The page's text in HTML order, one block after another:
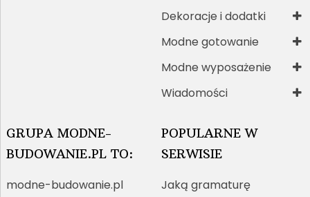
Dekoracje i dodatki
Modne gotowanie
Modne wyposażenie
Wiadomości
GRUPA MODNE-
BUDOWANIE.PL TO:
modne-budowanie.pl
POPULARNE W
SERWISIE
Jaką gramaturę